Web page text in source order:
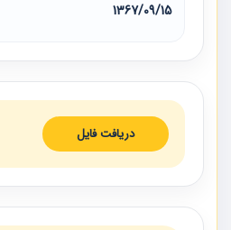
1367/09/15
دریافت فایل